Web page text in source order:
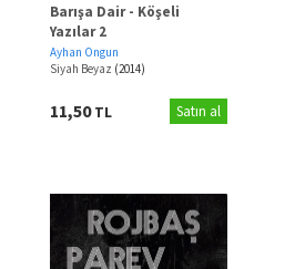
Barışa Dair - Köşeli
Yazılar 2
Ayhan Ongun
Siyah Beyaz (2014)
11,50TL Satın al